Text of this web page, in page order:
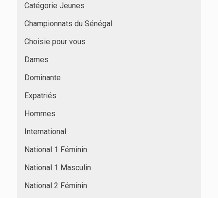
Catégorie Jeunes
Championnats du Sénégal
Choisie pour vous
Dames
Dominante
Expatriés
Hommes
International
National 1 Féminin
National 1 Masculin
National 2 Féminin